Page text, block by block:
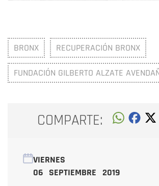
BRONX RECUPERACIÓN BRONX
FUNDACIÓN GILBERTO ALZATE
COMPARTE:
VIERNES
06 SEPTIEMBRE 2019